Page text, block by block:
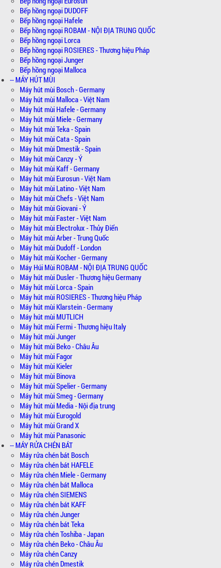
Bếp hồng ngoại DUDOFF
Bếp hồng ngoại Hafele
Bếp hồng ngoại ROBAM - NỘI ĐỊA TRUNG QUỐC
Bếp hồng ngoại Lorca
Bếp hồng ngoại ROSIERES - Thương hiệu Pháp
Bếp hồng ngoại Junger
Bếp hồng ngoại Malloca
-- MÁY HÚT MÙI
Máy hút mùi Bosch - Germany
Máy hút mùi Malloca - Việt Nam
Máy hút mùi Hafele - Germany
Máy hút mùi Miele - Germany
Máy hút mùi Teka - Spain
Máy hút mùi Cata - Spain
Máy hút mùi Dmestik - Spain
Máy hút mùi Canzy - Ý
Máy hút mùi Kaff - Germany
Máy hút mùi Eurosun - Việt Nam
Máy hút mùi Latino - Việt Nam
Máy hút mùi Chefs - Việt Nam
Máy hút mùi Giovani - Ý
Máy hút mùi Faster - Việt Nam
Máy hút mùi Electrolux - Thủy Điển
Máy hút mùi Arber - Trung Quốc
Máy hút mùi Dudoff - London
Máy hút mùi Kocher - Germany
Máy Húi Mùi ROBAM - NỘI ĐỊA TRUNG QUỐC
Máy hút mùi Dusler - Thương hiệu Germany
Máy hút mùi Lorca - Spain
Máy hút mùi ROSIERES - Thương hiệu Pháp
Máy hút mùi Klarstein - Germany
Máy hút mùi MUTLICH
Máy hút mùi Fermi - Thương hiệu Italy
Máy hút mùi Junger
Máy hút mùi Beko - Châu Âu
Máy hút mùi Fagor
Máy hút mùi Kieler
Máy hút mùi Binova
Máy hút mùi Spelier - Germany
Máy hút mùi Smeg - Germany
Máy hút mùi Media - Nội địa trung
Máy hút mùi Eurogold
Máy hút mùi Grand X
Máy hút mùi Panasonic
-- MÁY RỬA CHÉN BÁT
Máy rửa chén bát Bosch
Máy rửa chén bát HAFELE
Máy rửa chén Miele - Germany
Máy rửa chén bát Malloca
Máy rửa chén SIEMENS
Máy rửa chén bát KAFF
Máy rửa chén Junger
Máy rửa chén bát Teka
Máy rửa chén Toshiba - Japan
Máy rửa chén Beko - Châu Âu
Máy rửa chén Canzy
Máy rửa chén Dmestik